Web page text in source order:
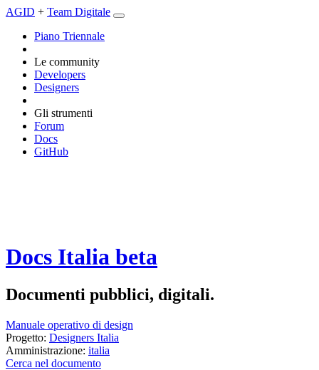
AGID + Team Digitale
Piano Triennale
Le community
Developers
Designers
Gli strumenti
Forum
Docs
GitHub
Docs Italia beta
Documenti pubblici, digitali.
Manuale operativo di design
Progetto: Designers Italia
Amministrazione: italia
Cerca nel documento